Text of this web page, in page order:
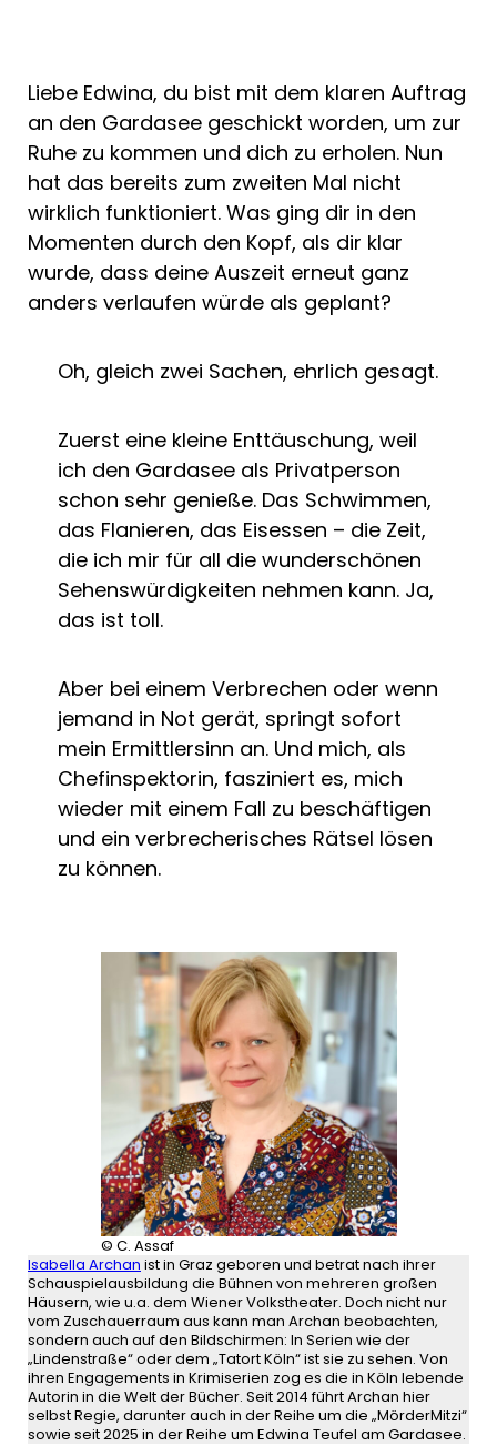
Liebe Edwina, du bist mit dem klaren Auftrag
an den Gardasee geschickt worden, um zur
Ruhe zu kommen und dich zu erholen. Nun
hat das bereits zum zweiten Mal nicht
wirklich funktioniert. Was ging dir in den
Momenten durch den Kopf, als dir klar
wurde, dass deine Auszeit erneut ganz
anders verlaufen würde als geplant?
Oh, gleich zwei Sachen, ehrlich gesagt.
Zuerst eine kleine Enttäuschung, weil
ich den Gardasee als Privatperson
schon sehr genieße. Das Schwimmen,
das Flanieren, das Eisessen – die Zeit,
die ich mir für all die wunderschönen
Sehenswürdigkeiten nehmen kann. Ja,
das ist toll.
Aber bei einem Verbrechen oder wenn
jemand in Not gerät, springt sofort
mein Ermittlersinn an. Und mich, als
Chefinspektorin, fasziniert es, mich
wieder mit einem Fall zu beschäftigen
und ein verbrecherisches Rätsel lösen
zu können.
© C. Assaf
Isabella Archan ist in Graz geboren und betrat nach ihrer
Schauspielausbildung die Bühnen von mehreren großen
Häusern, wie u.a. dem Wiener Volkstheater. Doch nicht nur
vom Zuschauerraum aus kann man Archan beobachten,
sondern auch auf den Bildschirmen: In Serien wie der
„Lindenstraße“ oder dem „Tatort Köln“ ist sie zu sehen. Von
ihren Engagements in Krimiserien zog es die in Köln lebende
Autorin in die Welt der Bücher. Seit 2014 führt Archan hier
selbst Regie, darunter auch in der Reihe um die „MörderMitzi“
sowie seit 2025 in der Reihe um Edwina Teufel am Gardasee.